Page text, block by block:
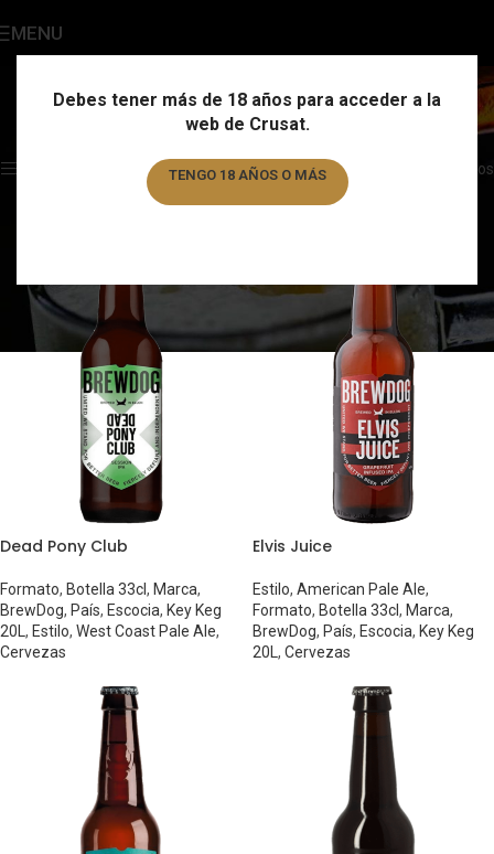
Debes tener más de 18 años para acceder a la
web de Crusat.
TENGO 18 AÑOS O MÁS
MENU BrewDog
Showing all 7 results
Filtros
Dead Pony Club
Formato, Botella 33cl, Marca,
BrewDog, País, Escocia, Key Keg
20L , Estilo, West Coast Pale Ale,
Cervezas
Elvis Juice
Estilo, American Pale Ale,
Formato, Botella 33cl, Marca,
BrewDog, País, Escocia, Key Keg
20L , Cervezas